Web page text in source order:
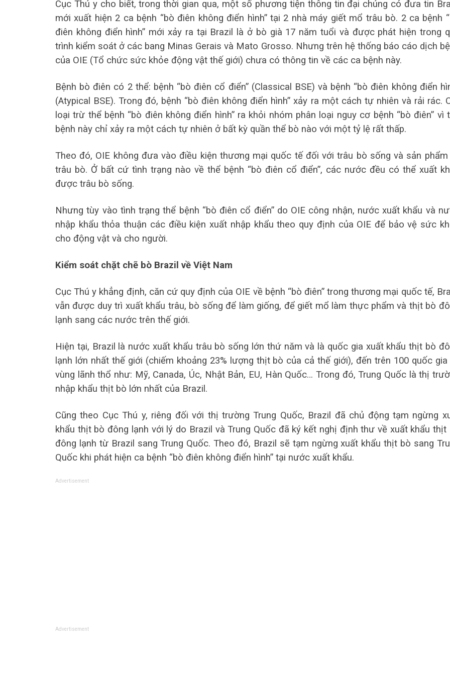
Cục Thú y cho biết, trong thời gian qua, một số phương tiện thông tin đại chúng có đưa tin
mới xuất hiện 2 ca bệnh “bò điên không điển hình” tại 2 nhà máy giết mổ trâu bò. 2 ca bệnh
điên không điển hình” mới xảy ra tại Brazil là ở bò già 17 năm tuổi và được phát hiện trong
trình kiểm soát ở các bang Minas Gerais và Mato Grosso. Nhưng trên hệ thống báo cáo dịch
của OIE (Tổ chức sức khỏe động vật thế giới) chưa có thông tin về các ca bệnh này.
Bệnh bò điên có 2 thể: bệnh “bò điên cổ điển” (Classical BSE) và bệnh “bò điên không điển
(Atypical BSE). Trong đó, bệnh “bò điên không điển hình” xảy ra một cách tự nhiên và rải rác.
loại trừ thể bệnh “bò điên không điển hình” ra khỏi nhóm phân loại nguy cơ bệnh “bò điên” vì
bệnh này chỉ xảy ra một cách tự nhiên ở bất kỳ quần thể bò nào với một tỷ lệ rất thấp.
Theo đó, OIE không đưa vào điều kiện thương mại quốc tế đối với trâu bò sống và sản
trâu bò. Ở bất cứ tình trạng nào về thể bệnh “bò điên cổ điển”, các nước đều có thể xuất
được trâu bò sống.
Nhưng tùy vào tình trạng thể bệnh “bò điên cổ điển” do OIE công nhận, nước xuất khẩu và
nhập khẩu thỏa thuận các điều kiện xuất nhập khẩu theo quy định của OIE để bảo vệ sức
cho động vật và cho người.
Kiểm soát chặt chẽ bò Brazil về Việt Nam
Cục Thú y khẳng định, căn cứ quy định của OIE về bệnh “bò điên” trong thương mại quốc tế,
vẫn được duy trì xuất khẩu trâu, bò sống để làm giống, để giết mổ làm thực phẩm và thịt bò
lạnh sang các nước trên thế giới.
Hiện tại, Brazil là nước xuất khẩu trâu bò sống lớn thứ năm và là quốc gia xuất khẩu thịt bò
lạnh lớn nhất thế giới (chiếm khoảng 23% lượng thịt bò của cả thế giới), đến trên 100 quốc gia
vùng lãnh thổ như: Mỹ, Canada, Úc, Nhật Bản, EU, Hàn Quốc… Trong đó, Trung Quốc là thị
nhập khẩu thịt bò lớn nhất của Brazil.
Cũng theo Cục Thú y, riêng đối với thị trường Trung Quốc, Brazil đã chủ động tạm ngừng
khẩu thịt bò đông lạnh với lý do Brazil và Trung Quốc đã ký kết nghị định thư về xuất khẩu thịt
đông lạnh từ Brazil sang Trung Quốc. Theo đó, Brazil sẽ tạm ngừng xuất khẩu thịt bò sang
Quốc khi phát hiện ca bệnh “bò điên không điển hình” tại nước xuất khẩu.
Advertisement
Advertisement